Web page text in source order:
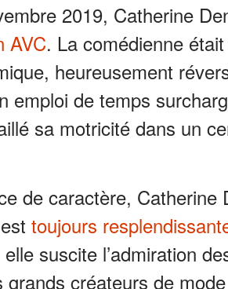
2019, Catherine
AVC. La comédienne était
heureusement
emploi de temps
sa motricité dans un
de caractère, Catherine
toujours
suscite l’admiration
créateurs de mode